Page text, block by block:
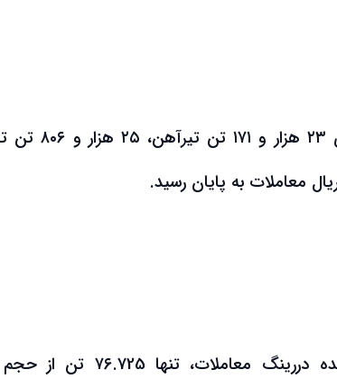
در ارتباط با معاملات انجام شده مرتبط با تیرآهن،
عرضه شده دررینگ معاملات، تنها